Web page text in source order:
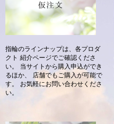
指輪のラインナップは、各プロダ
クト 紹介ページでご確認くださ
い。
当サイトから購入申込ができ
るほか、
店舗でもご購入が可能で
す。 お気軽にお問い合わせくださ
い。